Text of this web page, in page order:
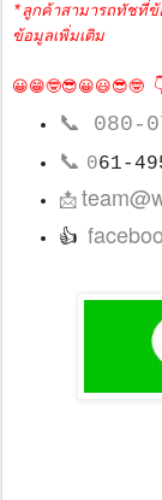
*ลูกค้าสามารถทัชที่ข้
ข้อมูลเพิ่มเติม
😀😁🤓😎😀😃😎🤓
📞 080-
📞 061-
📩
👍